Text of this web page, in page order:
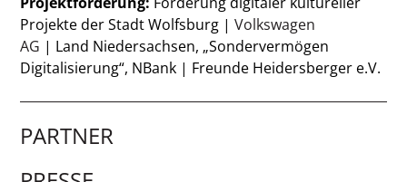
Projekte der Stadt Wolfsburg |Volkswagen
AG | Land Niedersachsen, „Sondervermögen
Digitalisierung“, NBank | Freunde Heidersberger e.V.
PARTNER